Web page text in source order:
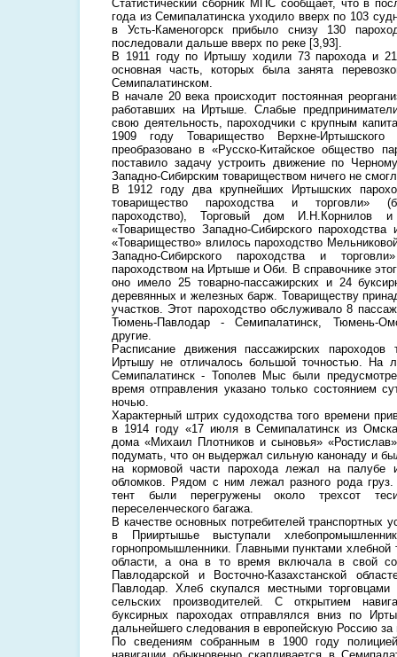
Статистический сборник МПС сообщает, что в
года из Семипалатинска уходило вверх по 103
в Усть-Каменогорск прибыло снизу 130
последовали дальше вверх по реке [3,93].
В 1911 году по Иртышу ходили 73 парохода и
основная часть, которых была занята
Семипалатинском.
В начале 20 века происходит постоянная
работавших на Иртыше. Слабые
свою деятельность, пароходчики с крупным
1909 году Товарищество Верхне-Иртышского
преобразовано в «Русско-Китайское общество
поставило задачу устроить движение по
Западно-Сибирским товариществом ничего не
В 1912 году два крупнейших Иртышских
товарищество пароходства и торговли»
пароходство), Торговый дом И.Н.Корнилов
«Товарищество Западно-Сибирского
«Товарищество» влилось пароходство
Западно-Сибирского пароходства и
пароходством на Иртыше и Оби. В справочнике
оно имело 25 товарно-пассажирских и 24
деревянных и железных барж. Товариществу
участков. Этот пароходство обслуживало 8
Тюмень-Павлодар - Семипалатинск, Тюмень-
другие.
Расписание движения пассажирских
Иртышу не отличалось большой точностью. На
Семипалатинск - Тополев Мыс были
время отправления указано только состоянием
ночью.
Характерный штрих судоходства того времени
в 1914 году «17 июля в Семипалатинск из
дома «Михаил Плотников и сыновья»
подумать, что он выдержал сильную канонаду и
на кормовой части парохода лежал на палубе
обломков. Рядом с ним лежал разного рода
тент были перегружены около трехсот
переселенческого багажа.
В качестве основных потребителей транспортных
в Прииртышье выступали
горнопромышленники. Главными пунктами хлебной
области, а она в то время включала в свой
Павлодарской и Восточно-Казахстанской
Павлодар. Хлеб скупался местными
сельских производителей. С открытием
буксирных пароходах отправлялся вниз по
дальнейшего следования в европейскую Россию за
По сведениям собранным в 1900 году